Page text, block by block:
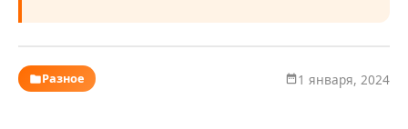
Разное 1 января, 2024